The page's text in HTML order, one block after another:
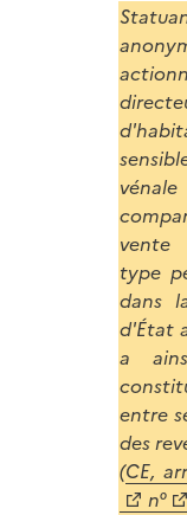
vente
type
dans
d'État
a
entre
des
(CE,
n°